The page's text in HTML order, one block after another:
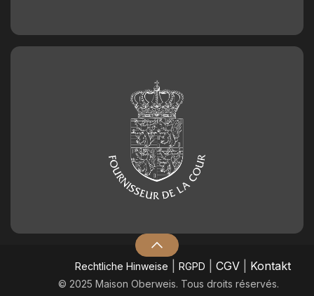
​Rechtliche Hinweise RGPD CGV| Kontakt
© 2025 Maison Oberweis. Tous droits réservés.